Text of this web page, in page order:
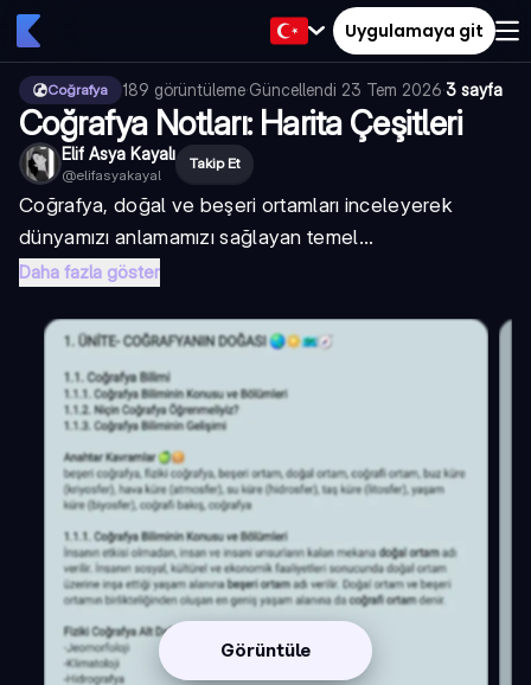
Uygulamaya git
Coğrafya 189 görüntüleme·Güncellendi 23 Tem 2026·3 sayfa
Coğrafya Notları: Harita Çeşitleri
Elif Asya Kayalı
@elifasyakayal
Takip Et
Coğrafya, doğal ve beşeri ortamları inceleyerek
dünyamızı anlamamızı sağlayan temel...
Daha fazla göster
Görüntüle